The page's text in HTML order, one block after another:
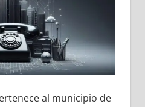
al municipio dе